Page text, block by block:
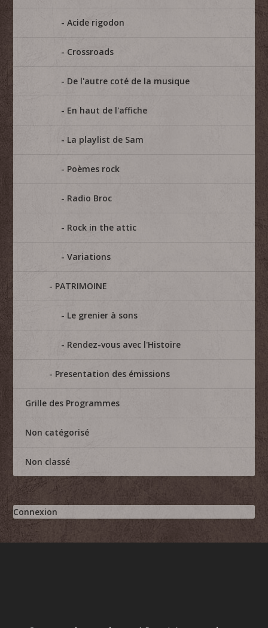
Acide rigodon
Crossroads
De l'autre coté de la musique
En haut de l'affiche
La playlist de Sam
Poèmes rock
Radio Broc
Rock in the attic
Variations
PATRIMOINE
Le grenier à sons
Rendez-vous avec l'Histoire
Presentation des émissions
Grille des Programmes
Non catégorisé
Non classé
Connexion